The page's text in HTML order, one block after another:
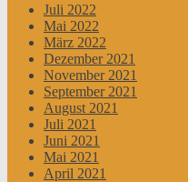
Juli 2022
Mai 2022
März 2022
Dezember 2021
November 2021
September 2021
August 2021
Juli 2021
Juni 2021
Mai 2021
April 2021